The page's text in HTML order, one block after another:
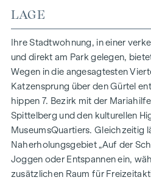
Wohnflächen von ca. 30 bis
1- bis 4-Zimmerwohnungen
Gärten, Balkone, Loggien und
Großzügige Raumhöhen
Tiefgaragenstellplätze | E-
Innenhof Ruhelage
Photovoltaikanlage am Dach
Gemeinschaftsraum
ZUHAUSE ANKOMMEN
LAGE
Ihre Stadtwohnung, in einer
und direkt am Park gelegen,
Wegen in die angesagtesten
Katzensprung über den Gürtel
hippen 7. Bezirk mit der
Spittelberg und den kulturellen
MuseumsQuartiers. Gleichzeitig
Naherholungsgebiet „Auf der
Joggen oder Entspannen ein,
zusätzlichen Raum für